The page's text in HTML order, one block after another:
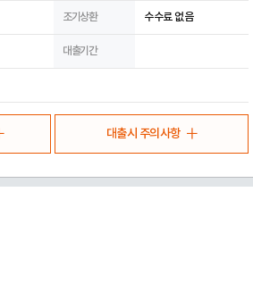
조기상환 수수료 없음
대출기간
대출시 주의사항